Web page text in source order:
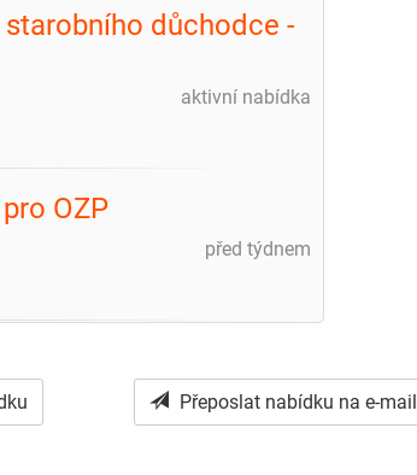
důchodce -
aktivní nabídka
OZP
před týdnem
Přeposlat nabídku na e-mail